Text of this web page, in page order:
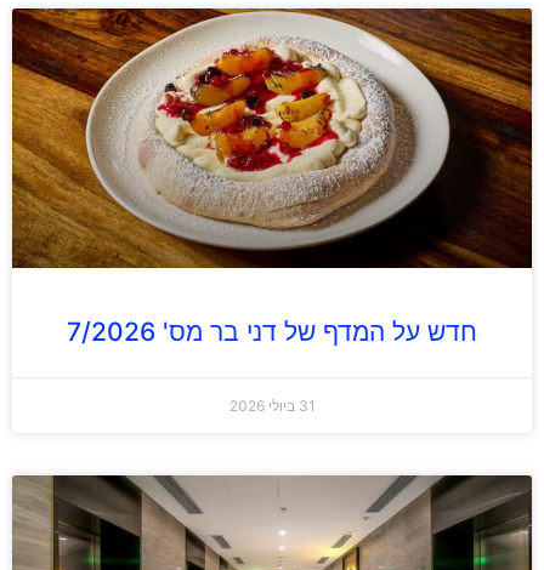
חדש על המדף של דני בר מס' 7/2026
31 ביולי 2026